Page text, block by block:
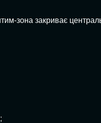
зона закриває